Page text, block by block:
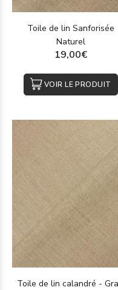
Toile de lin Sanforisée
Naturel
19,00€
VOIR LE PRODUIT
Toile de lin calandré -